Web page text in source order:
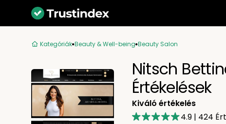
Kategóriák Beauty & Well-being Beauty Salon
Nitsch
Értékelések
Kiváló értékelés
4.9 | 424